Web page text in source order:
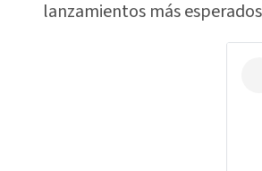
lanzamientos más